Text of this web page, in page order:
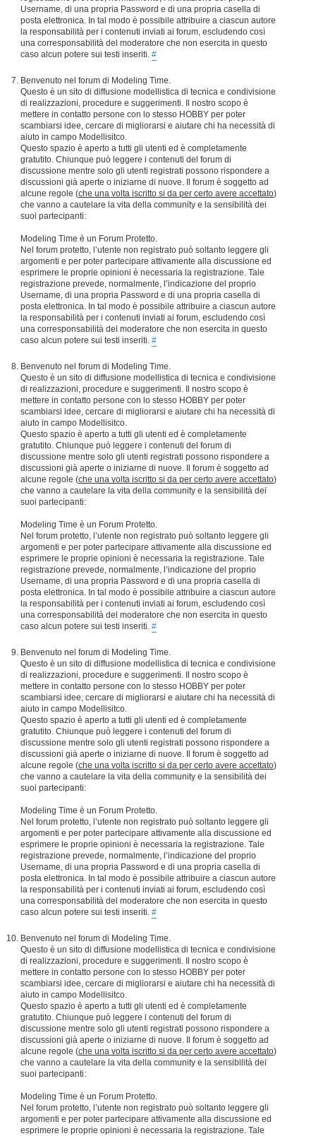
Username, di una propria Password e di una propria casella di
posta elettronica. In tal modo è possibile attribuire a ciascun autore
la responsabilità per i contenuti inviati ai forum, escludendo così
una corresponsabilità del moderatore che non esercita in questo
caso alcun potere sui testi inseriti. #
Benvenuto nel forum di Modeling Time.
Questo è un sito di diffusione modellistica di tecnica e condivisione
di realizzazioni, procedure e suggerimenti. Il nostro scopo è
mettere in contatto persone con lo stesso HOBBY per poter
scambiarsi idee, cercare di migliorarsi e aiutare chi ha necessità di
aiuto in campo Modellisitco.
Questo spazio è aperto a tutti gli utenti ed è completamente
gratutito. Chiunque può leggere i contenuti del forum di
discussione mentre solo gli utenti registrati possono rispondere a
discussioni già aperte o iniziarne di nuove. Il forum è soggetto ad
alcune regole (che una volta iscritto si da per certo avere accettato)
che vanno a cautelare la vita della community e la sensibilità dei
suoi partecipanti:
Modeling Time è un Forum Protetto.
Nel forum protetto, l’utente non registrato può soltanto leggere gli
argomenti e per poter partecipare attivamente alla discussione ed
esprimere le proprie opinioni è necessaria la registrazione. Tale
registrazione prevede, normalmente, l’indicazione del proprio
Username, di una propria Password e di una propria casella di
posta elettronica. In tal modo è possibile attribuire a ciascun autore
la responsabilità per i contenuti inviati ai forum, escludendo così
una corresponsabilità del moderatore che non esercita in questo
caso alcun potere sui testi inseriti. #
Benvenuto nel forum di Modeling Time.
Questo è un sito di diffusione modellistica di tecnica e condivisione
di realizzazioni, procedure e suggerimenti. Il nostro scopo è
mettere in contatto persone con lo stesso HOBBY per poter
scambiarsi idee, cercare di migliorarsi e aiutare chi ha necessità di
aiuto in campo Modellisitco.
Questo spazio è aperto a tutti gli utenti ed è completamente
gratutito. Chiunque può leggere i contenuti del forum di
discussione mentre solo gli utenti registrati possono rispondere a
discussioni già aperte o iniziarne di nuove. Il forum è soggetto ad
alcune regole (che una volta iscritto si da per certo avere accettato)
che vanno a cautelare la vita della community e la sensibilità dei
suoi partecipanti:
Modeling Time è un Forum Protetto.
Nel forum protetto, l’utente non registrato può soltanto leggere gli
argomenti e per poter partecipare attivamente alla discussione ed
esprimere le proprie opinioni è necessaria la registrazione. Tale
registrazione prevede, normalmente, l’indicazione del proprio
Username, di una propria Password e di una propria casella di
posta elettronica. In tal modo è possibile attribuire a ciascun autore
la responsabilità per i contenuti inviati ai forum, escludendo così
una corresponsabilità del moderatore che non esercita in questo
caso alcun potere sui testi inseriti. #
Benvenuto nel forum di Modeling Time.
Questo è un sito di diffusione modellistica di tecnica e condivisione
di realizzazioni, procedure e suggerimenti. Il nostro scopo è
mettere in contatto persone con lo stesso HOBBY per poter
scambiarsi idee, cercare di migliorarsi e aiutare chi ha necessità di
aiuto in campo Modellisitco.
Questo spazio è aperto a tutti gli utenti ed è completamente
gratutito. Chiunque può leggere i contenuti del forum di
discussione mentre solo gli utenti registrati possono rispondere a
discussioni già aperte o iniziarne di nuove. Il forum è soggetto ad
alcune regole (che una volta iscritto si da per certo avere accettato)
che vanno a cautelare la vita della community e la sensibilità dei
suoi partecipanti:
Modeling Time è un Forum Protetto.
Nel forum protetto, l’utente non registrato può soltanto leggere gli
argomenti e per poter partecipare attivamente alla discussione ed
esprimere le proprie opinioni è necessaria la registrazione. Tale
registrazione prevede, normalmente, l’indicazione del proprio
Username, di una propria Password e di una propria casella di
posta elettronica. In tal modo è possibile attribuire a ciascun autore
la responsabilità per i contenuti inviati ai forum, escludendo così
una corresponsabilità del moderatore che non esercita in questo
caso alcun potere sui testi inseriti. #
Benvenuto nel forum di Modeling Time.
Questo è un sito di diffusione modellistica di tecnica e condivisione
di realizzazioni, procedure e suggerimenti. Il nostro scopo è
mettere in contatto persone con lo stesso HOBBY per poter
scambiarsi idee, cercare di migliorarsi e aiutare chi ha necessità di
aiuto in campo Modellisitco.
Questo spazio è aperto a tutti gli utenti ed è completamente
gratutito. Chiunque può leggere i contenuti del forum di
discussione mentre solo gli utenti registrati possono rispondere a
discussioni già aperte o iniziarne di nuove. Il forum è soggetto ad
alcune regole (che una volta iscritto si da per certo avere accettato)
che vanno a cautelare la vita della community e la sensibilità dei
suoi partecipanti:
Modeling Time è un Forum Protetto.
Nel forum protetto, l’utente non registrato può soltanto leggere gli
argomenti e per poter partecipare attivamente alla discussione ed
esprimere le proprie opinioni è necessaria la registrazione. Tale